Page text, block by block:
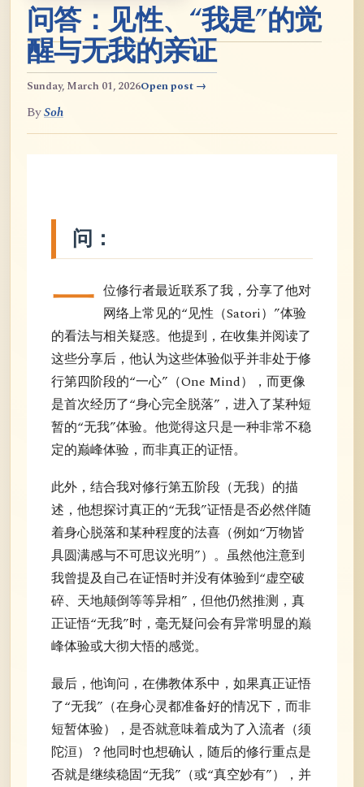
问答：见性、“我是”的觉
醒与无我的亲证
Sunday, March 01, 2026Open post →
BySoh
问：
一 位修行者最近联系了我，分享了他对
网络上常见的“见性（Satori）”体验
的看法与相关疑惑。他提到，在收集并阅读了
这些分享后，他认为这些体验似乎并非处于修
行第四阶段的“一心”（One Mind），而更像
是首次经历了“身心完全脱落”，进入了某种短
暂的“无我”体验。他觉得这只是一种非常不稳
定的巅峰体验，而非真正的证悟。
此外，结合我对修行第五阶段（无我）的描
述，他想探讨真正的“无我”证悟是否必然伴随
着身心脱落和某种程度的法喜（例如“万物皆
具圆满感与不可思议光明”）。虽然他注意到
我曾提及自己在证悟时并没有体验到“虚空破
碎、天地颠倒等等异相”，但他仍然推测，真
正证悟“无我”时，毫无疑问会有异常明显的巅
峰体验或大彻大悟的感觉。
最后，他询问，在佛教体系中，如果真正证悟
了“无我”（在身心灵都准备好的情况下，而非
短暂体验），是否就意味着成为了入流者（须
陀洹）？他同时也想确认，随后的修行重点是
否就是继续稳固“无我”（或“真空妙有”），并